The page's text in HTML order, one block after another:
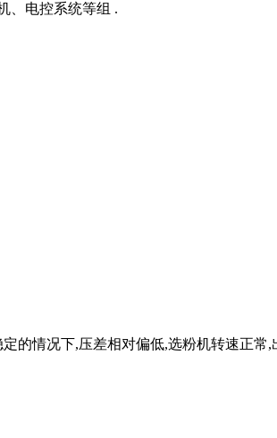
、电控系统等组 .
的情况下,压差相对偏低,选粉机转速正常,